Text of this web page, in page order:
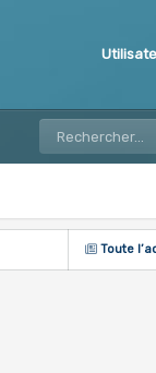
Toute